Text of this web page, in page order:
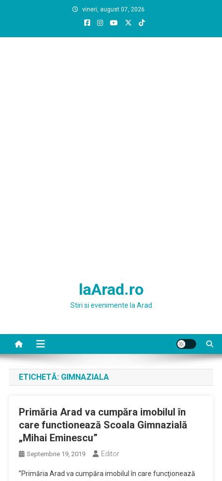
vineri, august 07, 2026
laArad.ro
Stiri si evenimente la Arad
ETICHETĂ: GIMNAZIALA
Primăria Arad va cumpăra imobilul în
care functionează Scoala Gimnazială
„Mihai Eminescu”
Septembrie 19, 2019 Editor
”Primăria Arad va cumpăra imobilul în care funcţionează